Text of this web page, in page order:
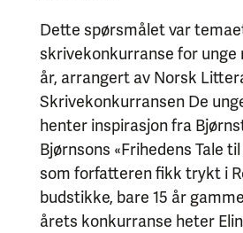
Dette spørsmålet var
skrivekonkurranse for unge
år, arrangert av Norsk
Skrivekonkurransen De
henter inspirasjon fra
Bjørnsons «Frihedens Tale
som forfatteren fikk trykt i
budstikke, bare 15 år
årets konkurranse heter